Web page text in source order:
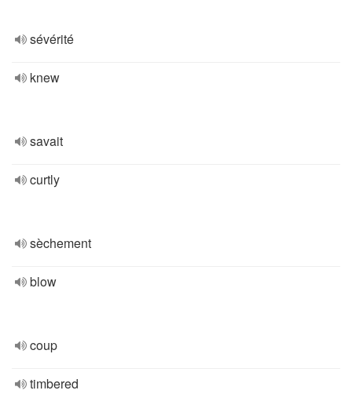
sévérité
knew
savait
curtly
sèchement
blow
coup
timbered